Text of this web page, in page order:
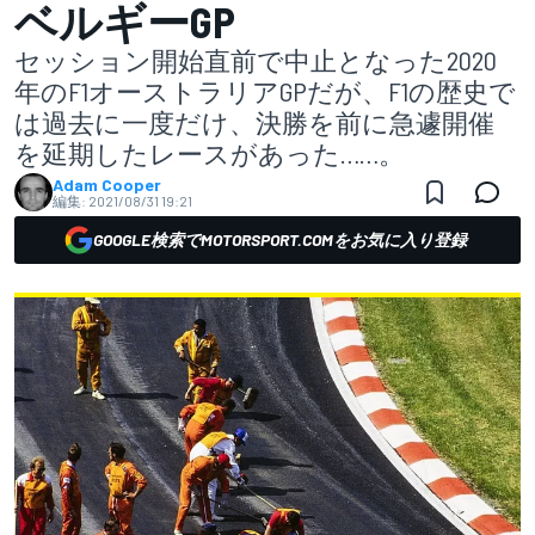
ベルギーGP
セッション開始直前で中止となった2020
年のF1オーストラリアGPだが、F1の歴史で
は過去に一度だけ、決勝を前に急遽開催
を延期したレースがあった……。
Adam Cooper
編集: 2021/08/31 19:21
GOOGLE検索でMOTORSPORT.COMをお気に入り登録